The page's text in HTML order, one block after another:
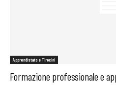
Apprendistato e Tirocini
Formazione professionale e